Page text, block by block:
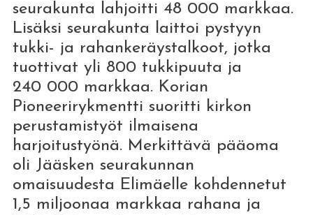
seurakunta lahjoitti 48 000 markkaa.
Lisäksi seurakunta laittoi pystyyn
tukki- ja rahankeräystalkoot, jotka
tuottivat yli 800 tukkipuuta ja
240 000 markkaa. Korian
Pioneerirykmentti suoritti kirkon
perustamistyöt ilmaisena
harjoitustyönä. Merkittävä pääoma
oli Jääsken seurakunnan
omaisuudesta Elimäelle kohdennetut
1,5 miljoonaa markkaa rahana ja